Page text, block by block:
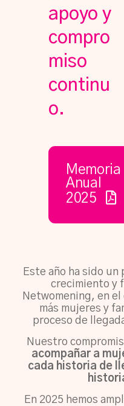
apoyo y
compro
miso
continu
o.​
Memoria
Anual
2025
Este año ha sido
crecimiento y
Netwomening, en el
más mujeres y
proceso de
Nuestro
acompañar a
cada historia de
En 2025 hemos